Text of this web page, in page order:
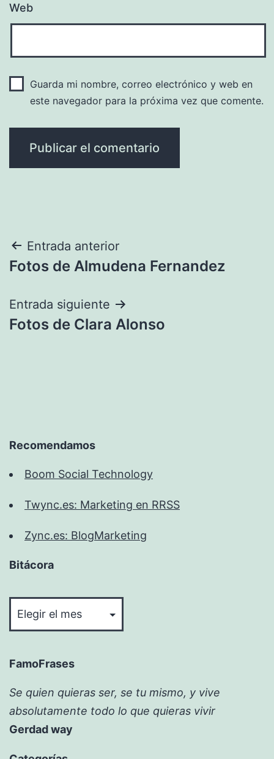
Web
Guarda mi nombre, correo electrónico y web en
este navegador para la próxima vez que comente.
Navegación
de
entradas
Entrada anterior
Fotos de Almudena Fernandez
Entrada siguiente
Fotos de Clara Alonso
Recomendamos
Boom Social Technology
Twync.es: Marketing en RRSS
Zync.es: BlogMarketing
Bitácora
FamoFrases
Se quien quieras ser, se tu mismo, y vive
absolutamente todo lo que quieras vivir
Gerdad way